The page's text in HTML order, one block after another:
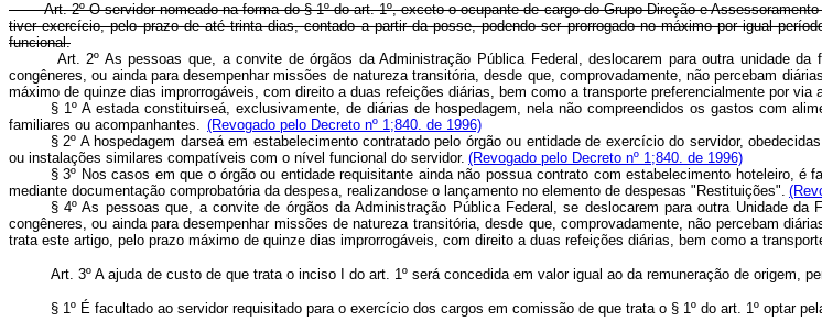
Art. 2º O servidor nomeado na forma do § 1º do art. 1º, exceto o ocupante de cargo do Grupo-Direção e
tiver exercício, pelo prazo de até trinta dias, contado a partir da posse, podendo ser prorrogado no máximo por igual
funcional.
Art. 2º As pessoas que, a convite de órgãos da Administração Pública Federal, deslocarem para outra unidade
congêneres, ou ainda para desempenhar missões de natureza transitória, desde que, comprovadamente, não percebam
máximo de quinze dias improrrogáveis, com direito a duas refeições diárias, bem como a transporte preferencialmente por via
§ 1º A estada constituir­se­á, exclusivamente, de diárias de hospedagem, nela não compreendidos os gastos com
familiares ou acompanhantes. (Revogado pelo Decreto nº 1;840. de 1996)
§ 2º A hospedagem dar­se­á em estabelecimento contratado pelo órgão ou entidade de exercício do servidor,
ou instalações similares compatíveis com o nível funcional do servidor. (Revogado pelo Decreto nº 1;840. de 1996)
§ 3º Nos casos em que o órgão ou entidade requisitante ainda não possua contrato com estabelecimento hoteleiro,
mediante documentação comprobatória da despesa, realizando­se o lançamento no elemento de despesas "Restituições".
§ 4º As pessoas que, a convite de órgãos da Administração Pública Federal, se deslocarem para outra Unidade
congêneres, ou ainda para desempenhar missões de natureza transitória, desde que, comprovadamente, não percebam
trata este artigo, pelo prazo máximo de quinze dias improrrogáveis, com direito a duas refeições diárias, bem como a
Art. 3º A ajuda de custo de que trata o inciso I do art. 1º será concedida em valor igual ao da remuneração de origem,
§ 1º É facultado ao servidor requisitado para o exercício dos cargos em comissão de que trata o § 1º do art. 1º optar